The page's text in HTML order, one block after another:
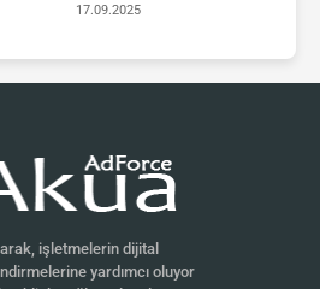
17.09.2025
işletmelerin dijital
yardımcı oluyor